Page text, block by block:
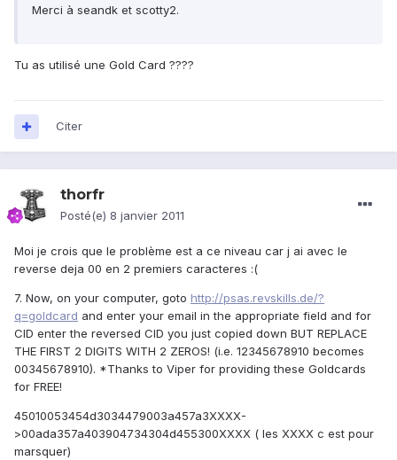
Merci à seandk et scotty2.
Tu as utilisé une Gold Card ????
Citer
thorfr
Posté(e) 8 janvier 2011
Moi je crois que le problème est a ce niveau car j ai avec le
reverse deja 00 en 2 premiers caracteres :(
7. Now, on your computer, goto http://psas.revskills.de/?
q=goldcard and enter your email in the appropriate field and for
CID enter the reversed CID you just copied down BUT REPLACE
THE FIRST 2 DIGITS WITH 2 ZEROS! (i.e. 12345678910 becomes
00345678910). *Thanks to Viper for providing these Goldcards
for FREE!
45010053454d3034479003a457a3XXXX-
>00ada357a403904734304d455300XXXX ( les XXXX c est pour
marsquer)